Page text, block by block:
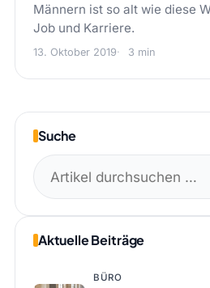
Männern ist so alt wie diese
Job und Karriere.
13. Oktober 2019 3 min
Suche
Suchen
nach:
Aktuelle Beiträge
BÜRO